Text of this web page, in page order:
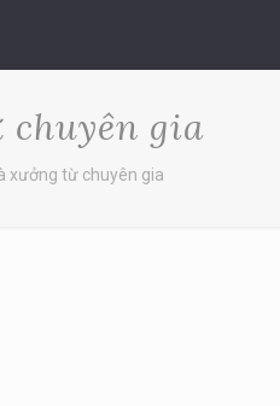
chuyên gia
xưởng từ chuyên gia